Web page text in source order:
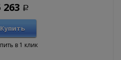
263 Р
Купить
в 1 клик